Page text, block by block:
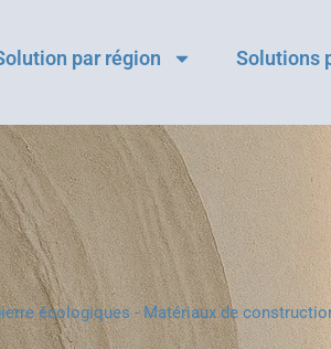
par région Solutions
écologiques -Matériaux de